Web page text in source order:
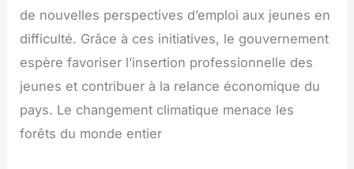
de nouvelles perspectives d’emploi aux jeunes en
difficulté. Grâce à ces initiatives, le gouvernement
espère favoriser l’insertion professionnelle des
jeunes et contribuer à la relance économique du
pays. Le changement climatique menace les
forêts du monde entier